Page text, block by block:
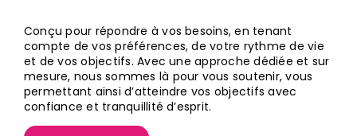
Conçu pour répondre à vos besoins, en tenant
compte de vos préférences, de votre rythme de vie
et de vos objectifs. Avec une approche dédiée et sur
mesure, nous sommes là pour vous soutenir, vous
permettant ainsi d’atteindre vos objectifs avec
confiance et tranquillité d’esprit.